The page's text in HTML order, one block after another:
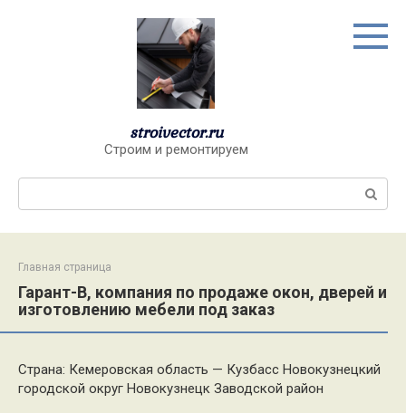
stroivector.ru
Строим и ремонтируем
Главная страница
Гарант-В, компания по продаже окон, дверей и
изготовлению мебели под заказ
Страна: Кемеровская область — Кузбасс Новокузнецкий
городской округ Новокузнецк Заводской район